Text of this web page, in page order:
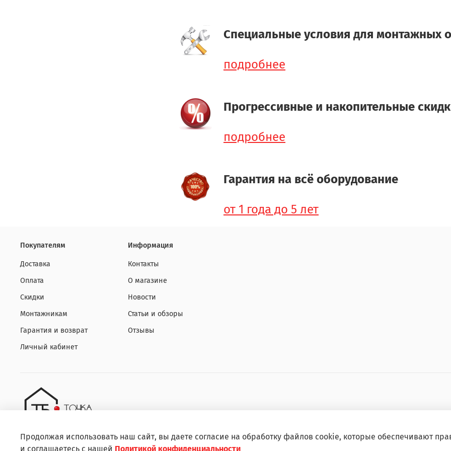
Специальные условия для монтажных
подробнее
Прогрессивные и накопительные
подробнее
Гарантия на всё оборудование
от 1 года до 5 лет
Покупателям
Доставка
Оплата
Скидки
Монтажникам
Гарантия и возврат
Личный кабинет
Информация
Контакты
О магазине
Новости
Статьи и обзоры
Отзывы
Продолжая использовать наш сайт, вы даете согласие на обработку файлов cookie, которые обеспечивают
и соглашаетесь с нашей Политикой конфиденциальности